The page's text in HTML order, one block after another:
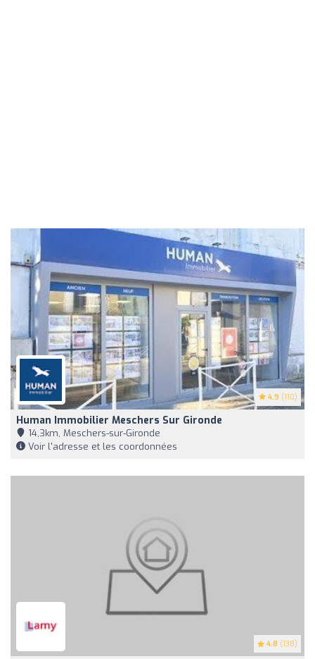
4.9 (110)
Human Immobilier Meschers Sur Gironde
14,3km, Meschers-sur-Gironde
Voir l'adresse et les coordonnées
4.8 (138)